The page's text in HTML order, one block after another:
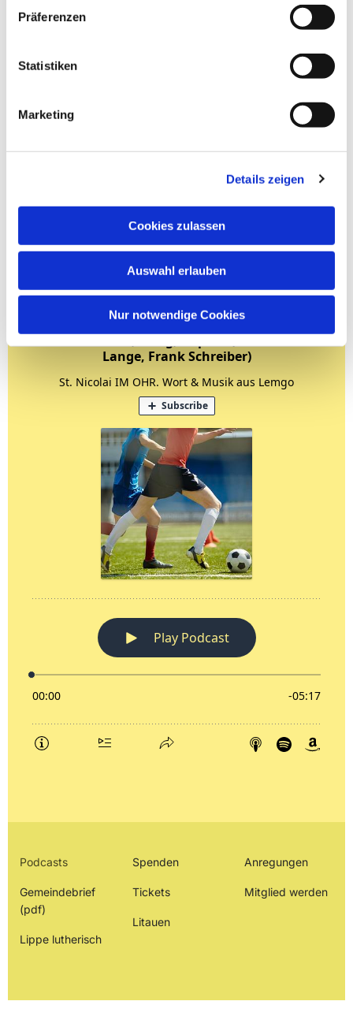
Präferenzen
Statistiken
Marketing
Details zeigen
Cookies zulassen
Auswahl erlauben
Nur notwendige Cookies
Podcasts
Gemeindebrief
(pdf)
Lippe lutherisch
Spenden
Tickets
Litauen
Anregungen
Mitglied werden